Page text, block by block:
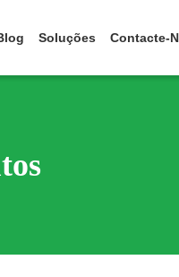
Soluções Contacte-